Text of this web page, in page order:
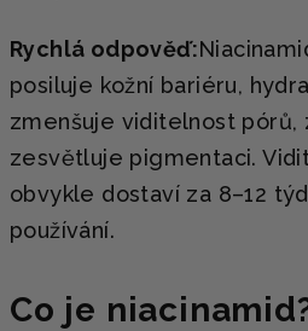
Rychlá odpověď:
posiluje kožní bariéru,
zmenšuje viditelnost pórů,
zesvětluje pigmentaci.
obvykle dostaví za 8–12
používání.
Co je